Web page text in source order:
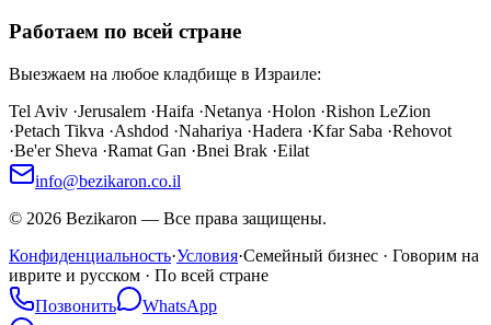
Работаем по всей стране
Выезжаем на любое кладбище в Израиле:
Tel Aviv ·Jerusalem ·Haifa ·Netanya ·Holon ·Rishon LeZion
·Petach Tikva ·Ashdod ·Nahariya ·Hadera ·Kfar Saba ·Rehovot
·Be'er Sheva ·Ramat Gan ·Bnei Brak ·Eilat
info@bezikaron.co.il
© 2026 Bezikaron — Все права защищены.
Конфиденциальность·Условия·Семейный бизнес · Говорим на
иврите и русском · По всей стране
Позвонить
WhatsApp